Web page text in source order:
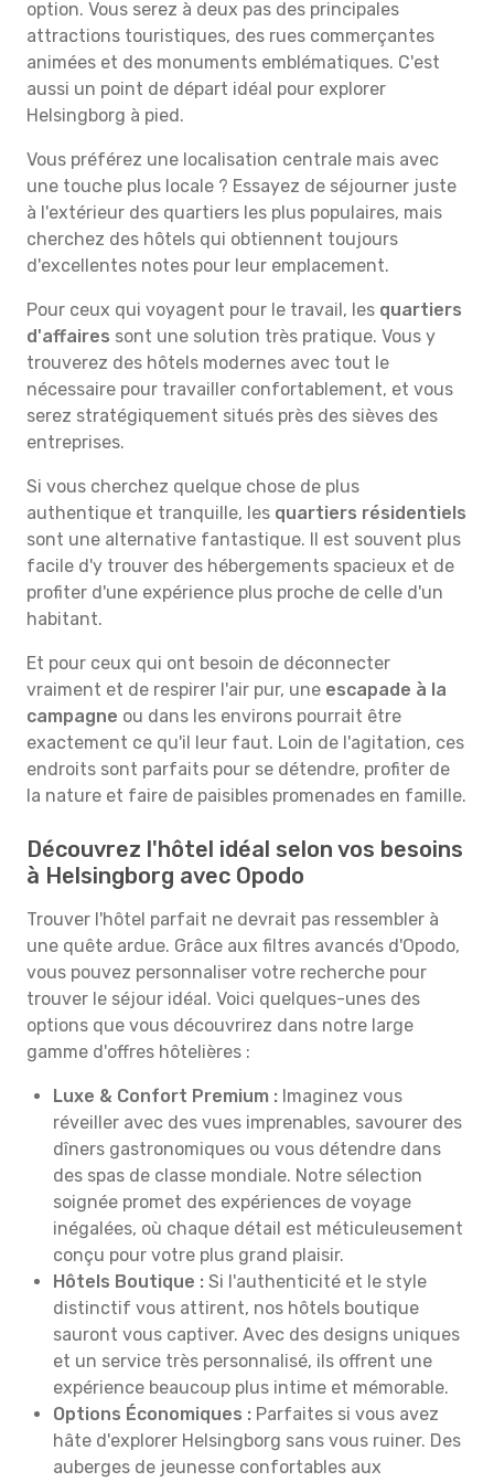
option. Vous serez à deux pas des principales
attractions touristiques, des rues commerçantes
animées et des monuments emblématiques. C'est
aussi un point de départ idéal pour explorer
Helsingborg à pied.
Vous préférez une localisation centrale mais avec
une touche plus locale ? Essayez de séjourner juste
à l'extérieur des quartiers les plus populaires, mais
cherchez des hôtels qui obtiennent toujours
d'excellentes notes pour leur emplacement.
Pour ceux qui voyagent pour le travail, les quartiers
d'affaires sont une solution très pratique. Vous y
trouverez des hôtels modernes avec tout le
nécessaire pour travailler confortablement, et vous
serez stratégiquement situés près des sièves des
entreprises.
Si vous cherchez quelque chose de plus
authentique et tranquille, les quartiers résidentiels
sont une alternative fantastique. Il est souvent plus
facile d'y trouver des hébergements spacieux et de
profiter d'une expérience plus proche de celle d'un
habitant.
Et pour ceux qui ont besoin de déconnecter
vraiment et de respirer l'air pur, une escapade à la
campagne ou dans les environs pourrait être
exactement ce qu'il leur faut. Loin de l'agitation, ces
endroits sont parfaits pour se détendre, profiter de
la nature et faire de paisibles promenades en famille.
Découvrez l'hôtel idéal selon vos besoins
à Helsingborg avec Opodo
Trouver l'hôtel parfait ne devrait pas ressembler à
une quête ardue. Grâce aux filtres avancés d'Opodo,
vous pouvez personnaliser votre recherche pour
trouver le séjour idéal. Voici quelques-unes des
options que vous découvrirez dans notre large
gamme d'offres hôtelières :
Luxe & Confort Premium : Imaginez vous
réveiller avec des vues imprenables, savourer des
dîners gastronomiques ou vous détendre dans
des spas de classe mondiale. Notre sélection
soignée promet des expériences de voyage
inégalées, où chaque détail est méticuleusement
conçu pour votre plus grand plaisir.
Hôtels Boutique : Si l'authenticité et le style
distinctif vous attirent, nos hôtels boutique
sauront vous captiver. Avec des designs uniques
et un service très personnalisé, ils offrent une
expérience beaucoup plus intime et mémorable.
Options Économiques : Parfaites si vous avez
hâte d'explorer Helsingborg sans vous ruiner. Des
auberges de jeunesse confortables aux